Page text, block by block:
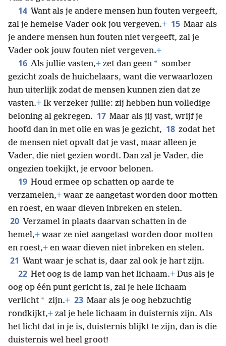
14 Want als je andere mensen hun fouten vergeeft,
zal je hemelse Vader ook jou vergeven.+ 15 Maar als
je andere mensen hun fouten niet vergeeft, zal je
Vader ook jouw fouten niet vergeven.+
16 Als jullie vasten,+ zet dan geen * somber
gezicht zoals de huichelaars, want die verwaarlozen
hun uiterlijk zodat de mensen kunnen zien dat ze
vasten.+ Ik verzeker jullie: zij hebben hun volledige
beloning al gekregen. 17 Maar als jij vast, wrijf je
hoofd dan in met olie en was je gezicht, 18 zodat het
de mensen niet opvalt dat je vast, maar alleen je
Vader, die niet gezien wordt. Dan zal je Vader, die
ongezien toekijkt, je ervoor belonen.
19 Houd ermee op schatten op aarde te
verzamelen,+ waar ze aangetast worden door motten
en roest, en waar dieven inbreken en stelen.
20 Verzamel in plaats daarvan schatten in de
hemel,+ waar ze niet aangetast worden door motten
en roest,+ en waar dieven niet inbreken en stelen.
21 Want waar je schat is, daar zal ook je hart zijn.
22 Het oog is de lamp van het lichaam.+ Dus als je
oog op één punt gericht is, zal je hele lichaam
verlicht * zijn.+ 23 Maar als je oog hebzuchtig
rondkijkt,+ zal je hele lichaam in duisternis zijn. Als
het licht dat in je is, duisternis blijkt te zijn, dan is die
duisternis wel heel groot!